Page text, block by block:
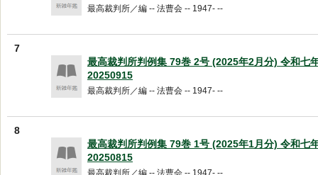
最高裁判所／編 -- 法曹会 -- 1947- --
7
最高裁判所判例集 79巻 2号 (2025年2月分) 令和七
20250915
最高裁判所／編 -- 法曹会 -- 1947- --
8
最高裁判所判例集 79巻 1号 (2025年1月分) 令和七
20250815
最高裁判所／編 -- 法曹会 -- 1947- --